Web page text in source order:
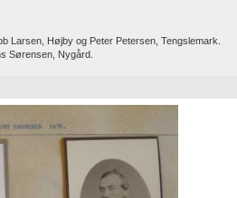
Højby og Peter Petersen, Tengslemark.
Sørensen, Nygård.